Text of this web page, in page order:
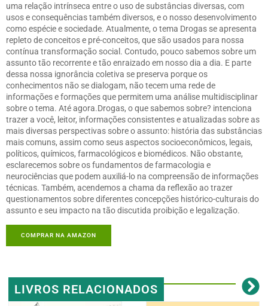
uma relação intrínseca entre o uso de substâncias diversas, com
usos e consequências também diversos, e o nosso desenvolvimento
como espécie e sociedade. Atualmente, o tema Drogas se apresenta
repleto de conceitos e pré-conceitos, que são usados para nossa
contínua transformação social. Contudo, pouco sabemos sobre um
assunto tão recorrente e tão enraizado em nosso dia a dia. E parte
dessa nossa ignorância coletiva se preserva porque os
conhecimentos não se dialogam, não tecem uma rede de
informações e formações que permitem uma análise multidisciplinar
sobre o tema. Até agora.Drogas, o que sabemos sobre? intenciona
trazer a você, leitor, informações consistentes e atualizadas sobre as
mais diversas perspectivas sobre o assunto: história das substâncias
mais comuns, assim como seus aspectos socioeconômicos, legais,
políticos, químicos, farmacológicos e biomédicos. Não obstante,
esclarecemos sobre os fundamentos de farmacologia e
neurociências que podem auxiliá-lo na compreensão de informações
técnicas. Também, acendemos a chama da reflexão ao trazer
questionamentos sobre diferentes concepções histórico-culturais do
assunto e seu impacto na tão discutida proibição e legalização.
COMPRAR NA AMAZON
LIVROS RELACIONADOS